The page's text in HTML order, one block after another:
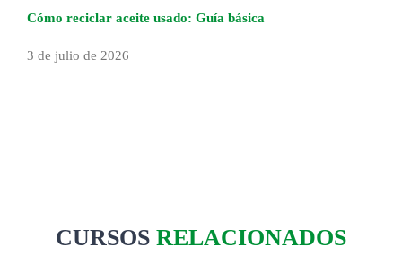
Cómo reciclar aceite usado: Guía básica
3 de julio de 2026
CURSOS RELACIONADOS